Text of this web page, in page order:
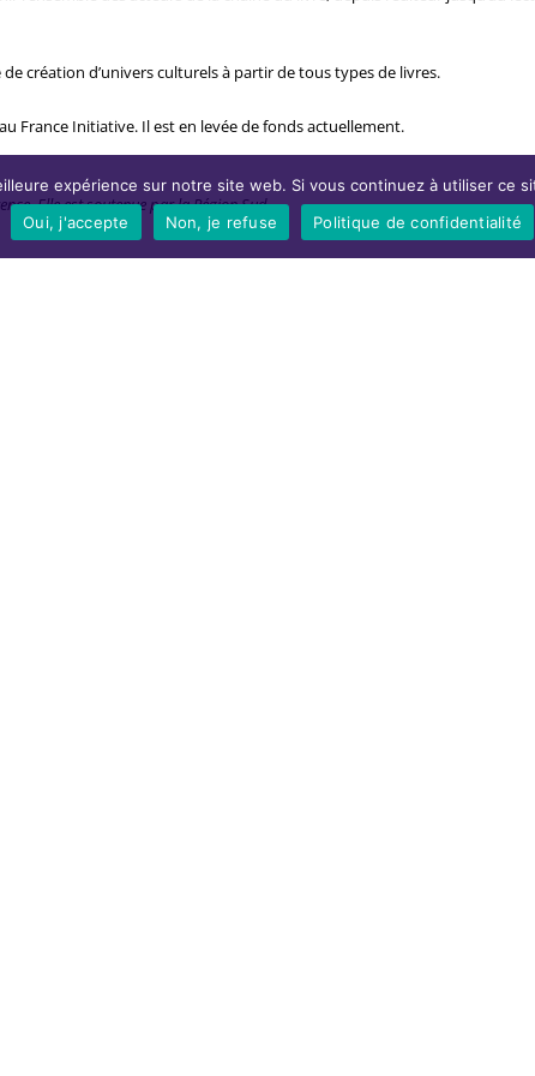
création d’univers culturels à partir de tous types de livres.
France Initiative. Il est en levée de fonds actuellement.
Elle est soutenue par la Région Sud.
expérience sur notre site web. Si vous continuez à utiliser ce
Oui, j'accepte
Non, je refuse Politique de confidentialité